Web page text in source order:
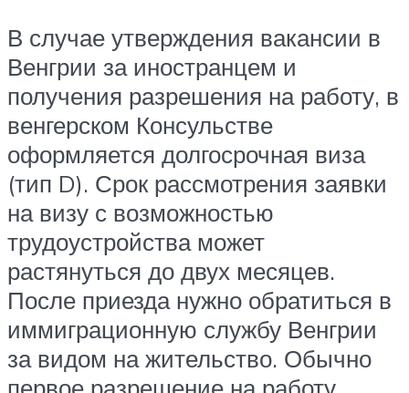
В случае утверждения вакансии в
Венгрии за иностранцем и
получения разрешения на работу, в
венгерском Консульстве
оформляется долгосрочная виза
(тип D). Срок рассмотрения заявки
на визу с возможностью
трудоустройства может
растянуться до двух месяцев.
После приезда нужно обратиться в
иммиграционную службу Венгрии
за видом на жительство. Обычно
первое разрешение на работу